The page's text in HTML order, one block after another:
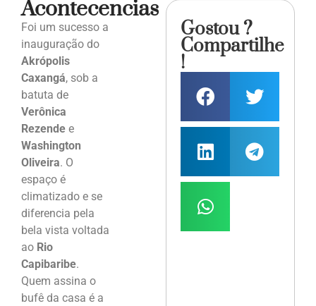
Acontecencias
Foi um sucesso a
inauguração do
Akrópolis
Caxangá, sob a
batuta de
Verônica
Rezende e
Washington
Oliveira. O
espaço é
climatizado e se
diferencia pela
bela vista voltada
ao Rio
Capibaribe.
Quem assina o
bufê da casa é a
Gostou ?
Compartilhe
!